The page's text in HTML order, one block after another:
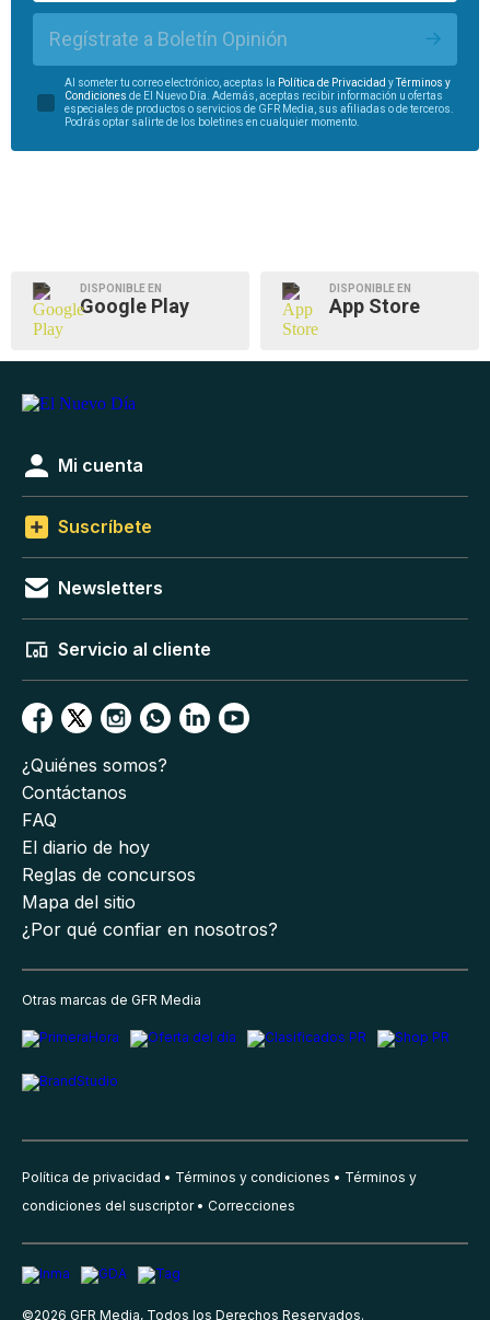
Regístrate a Boletín Opinión
Al someter tu correo electrónico, aceptas la Política de Privacidad yTérminos y
Condiciones de El Nuevo Día. Además, aceptas recibir información u ofertas
especiales de productos o servicios de GFR Media, sus afiliadas o de terceros.
Podrás optar salirte de los boletines en cualquier momento.
DISPONIBLE EN
Google Play
DISPONIBLE EN
App Store
Mi cuenta
Suscríbete
Newsletters
Servicio al cliente
¿Quiénes somos?
Contáctanos
FAQ
El diario de hoy
Reglas de concursos
Mapa del sitio
¿Por qué confiar en nosotros?
Otras marcas de GFR Media
Política de privacidad Términos y condiciones
Términos y
condiciones del suscriptor
Correcciones
©2026 GFR Media, Todos los Derechos Reservados.